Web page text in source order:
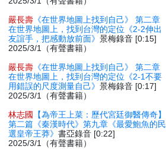
嚴長壽 《在世界地圖上找到自己》 第二章
在世界地圖上，找到台灣的定位《2-2伸出
友誼手，把感動放前面》景梅錄音 [0:15]
2025/3/1（有聲書籍）
嚴長壽 《在世界地圖上找到自己》 第二章
在世界地圖上，找到台灣的定位《2-1不要
用錯誤的尺度測量自己》景梅錄音 [0:17]
2025/3/1（有聲書籍）
林志國
【為帝王上菜：歷代宮廷御醫傳奇】
第二篇《秦漢時代》第九章《最愛鮑魚的民
選皇帝王莽》書亞錄音 [0:22]
2025/3/1（有聲書籍）